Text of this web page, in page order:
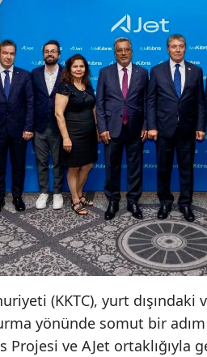
(KKTC), yurt
yönünde somut bir adım
Projesi ve AJet ortaklığıyla